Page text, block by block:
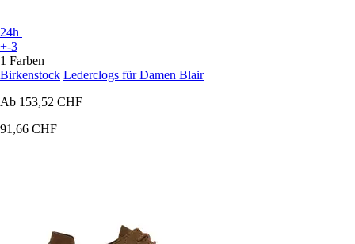
24h
+-3
1 Farben
Birkenstock Lederclogs für Damen Blair
Ab 153,52 CHF
91,66 CHF